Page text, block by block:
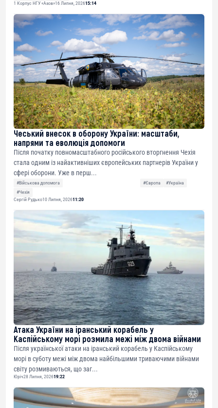
1 Корпус НГУ «Азов»16 Липня, 202615:14
Чеський внесок в оборону України: масштаби,
напрями та еволюція допомоги
Після початку повномасштабного російського вторгнення Чехія
стала одним із найактивніших європейських партнерів України у
сфері оборони. Уже в перш...
#Військова допомога #Європа
#Україна
#Чехія
Сергій Рудько10 Липня, 202611:20
Атака України на іранський корабель у
Каспійському морі розмила межі між двома війнами
Після української атаки на іранський корабель у Каспійському
морі в суботу межі між двома найбільшими триваючими війнами
світу розмиваються, що заг...
Юріч28 Липня, 202619:22